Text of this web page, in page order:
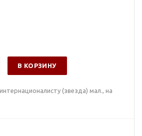
В КОРЗИНУ
(звезда) мал., на